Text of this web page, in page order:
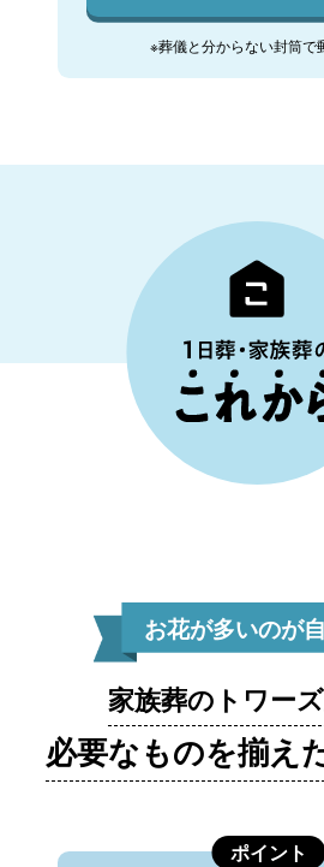
※葬儀と分からない封筒で
お花が多いのが
家族葬のトワー
必要なものを揃え
ポイント